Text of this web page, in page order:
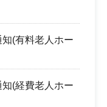
(有料老人ホー
(経費老人ホー